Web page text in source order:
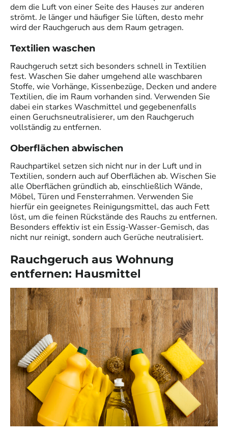
dem die Luft von einer Seite des Hauses zur anderen
strömt. Je länger und häufiger Sie lüften, desto mehr
wird der Rauchgeruch aus dem Raum getragen.
Textilien waschen
Rauchgeruch setzt sich besonders schnell in Textilien
fest. Waschen Sie daher umgehend alle waschbaren
Stoffe, wie Vorhänge, Kissenbezüge, Decken und andere
Textilien, die im Raum vorhanden sind. Verwenden Sie
dabei ein starkes Waschmittel und gegebenenfalls
einen Geruchsneutralisierer, um den Rauchgeruch
vollständig zu entfernen.
Oberflächen abwischen
Rauchpartikel setzen sich nicht nur in der Luft und in
Textilien, sondern auch auf Oberflächen ab. Wischen Sie
alle Oberflächen gründlich ab, einschließlich Wände,
Möbel, Türen und Fensterrahmen. Verwenden Sie
hierfür ein geeignetes Reinigungsmittel, das auch Fett
löst, um die feinen Rückstände des Rauchs zu entfernen.
Besonders effektiv ist ein Essig-Wasser-Gemisch, das
nicht nur reinigt, sondern auch Gerüche neutralisiert.
Rauchgeruch aus Wohnung
entfernen: Hausmittel